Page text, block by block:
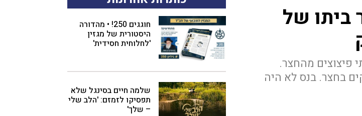
ביתו של
פיצוצים מהחצר.
בחצר. בנס לא היה
חוגגים 250! • מהדורה
היסטורית של מגזין
'לחלוחית חסידית'
שלמה חיים בסינגל שלא
תפסיקו לזמזם: 'הלב שלי
– שלך'